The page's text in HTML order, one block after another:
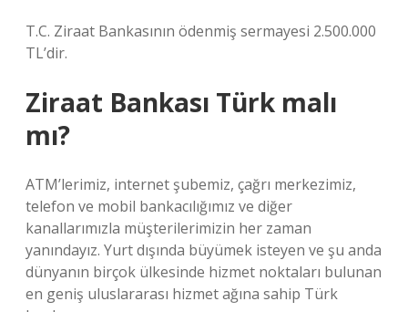
T.C. Ziraat Bankasının ödenmiş sermayesi 2.500.000
TL’dir.
Ziraat Bankası Türk malı
mı?
ATM’lerimiz, internet şubemiz, çağrı merkezimiz,
telefon ve mobil bankacılığımız ve diğer
kanallarımızla müşterilerimizin her zaman
yanındayız. Yurt dışında büyümek isteyen ve şu anda
dünyanın birçok ülkesinde hizmet noktaları bulunan
en geniş uluslararası hizmet ağına sahip Türk